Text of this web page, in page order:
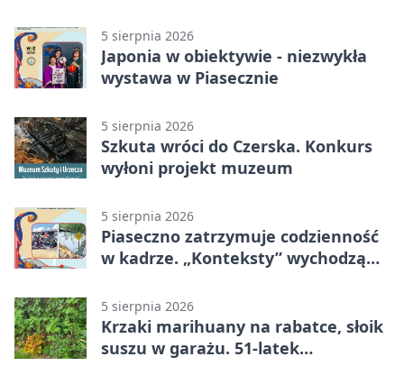
5 sierpnia 2026
Japonia w obiektywie - niezwykła
wystawa w Piasecznie
5 sierpnia 2026
Szkuta wróci do Czerska. Konkurs
wyłoni projekt muzeum
5 sierpnia 2026
Piaseczno zatrzymuje codzienność
w kadrze. „Konteksty” wychodzą
5 sierpnia 2026
Krzaki marihuany na rabatce, słoik
suszu w garażu. 51-latek